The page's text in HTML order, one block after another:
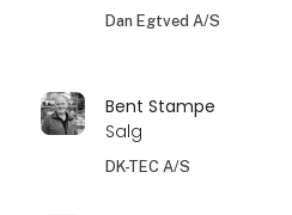
Dan Egtved A/S
Bent Stampe
Salg
DK-TEC A/S